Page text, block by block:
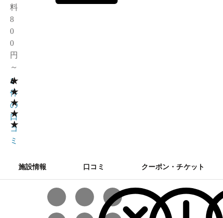
料
8
0
0
円
～
★
★
★
★
★
4
1
件
の
口
コ
ミ
施設情報 口コミ クーポン・チケット